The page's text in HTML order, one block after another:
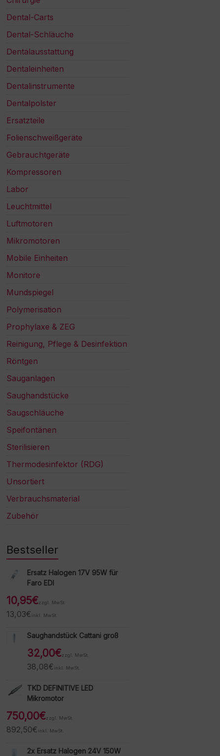
Dental-Carts
Dental-Schläuche
Dentalausstattung
Dentaleinheiten
Dentalinstrumente
Dentalpolster
Ersatzteile
Folienschweißgeräte
Gebrauchtgeräte
Kompressoren
Labor
Leuchtmittel
Luftmotoren
Mikromotoren
Mobile Einheiten
Monitore
Mundspiegel
Polymerisation
Prophylaxe & ZEG
Reinigung, Pflege & Desinfektion
Röntgen
Sauganlagen
Saughandstücke
Saugschläuche
Speifontänen
Sterilisieren
Thermodesinfektor (RDG)
Unsortiert
Verbrauchsmaterial
Zubehör
Bestseller
Ersatz Halogen 17V 95W für
Faro EDI
10,95€zzgl. MwSt.
13,03€ inkl. MwSt.
Saughandstück Cattani groß
32,00€zzgl. MwSt.
38,08€ inkl. MwSt.
TKD DEFINITIVE LED
Mikromotor
750,00€zzgl. MwSt.
892,50€ inkl. MwSt.
2x Ersatz Halogen 24V 150W